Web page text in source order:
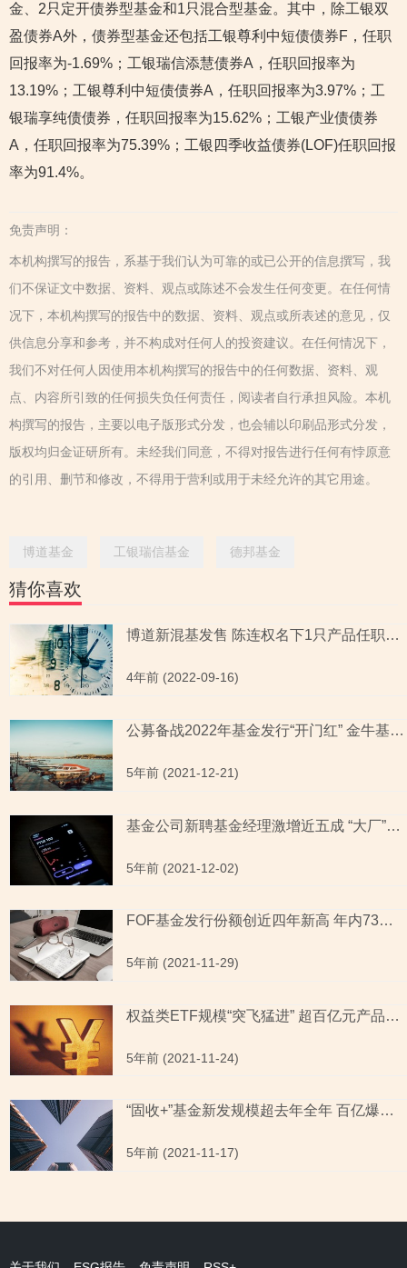
金、2只定开债券型基金和1只混合型基金。其中，除工银双
盈债券A外，债券型基金还包括工银尊利中短债债券F，任职
回报率为-1.69%；工银瑞信添慧债券A，任职回报率为
13.19%；工银尊利中短债债券A，任职回报率为3.97%；工
银瑞享纯债债券，任职回报率为15.62%；工银产业债债券
A，任职回报率为75.39%；工银四季收益债券(LOF)任职回报
率为91.4%。
免责声明：
本机构撰写的报告，系基于我们认为可靠的或已公开的信息撰写，我
们不保证文中数据、资料、观点或陈述不会发生任何变更。在任何情
况下，本机构撰写的报告中的数据、资料、观点或所表述的意见，仅
供信息分享和参考，并不构成对任何人的投资建议。在任何情况下，
我们不对任何人因使用本机构撰写的报告中的任何数据、资料、观
点、内容所引致的任何损失负任何责任，阅读者自行承担风险。本机
构撰写的报告，主要以电子版形式分发，也会辅以印刷品形式分发，
版权均归金证研所有。未经我们同意，不得对报告进行任何有悖原意
的引用、删节和修改，不得用于营利或用于未经允许的其它用途。
博道基金 工银瑞信基金 德邦基金
猜你喜欢
博道新混基发售 陈连权名下1只产品任职回报率告负
4年前 (2022-09-16)
公募备战2022年基金发行“开门红” 金牛基金经理亲自挂帅成“看点”
5年前 (2021-12-21)
基金公司新聘基金经理激增近五成 “大厂”布局方向各有侧重
5年前 (2021-12-02)
FOF基金发行份额创近四年新高 年内73只消费主题基金收益为负
5年前 (2021-11-29)
权益类ETF规模“突飞猛进” 超百亿元产品近乎花落头部公司
5年前 (2021-11-24)
“固收+”基金新发规模超去年全年 百亿爆款产品再现
5年前 (2021-11-17)